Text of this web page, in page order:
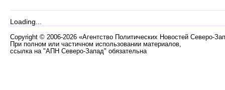
Loading...
Copyright © 2006-2026 «Агентство Политических Новостей Северо-
При полном или частичном использовании материалов,
ссылка на "АПН Северо-Запад" обязательна